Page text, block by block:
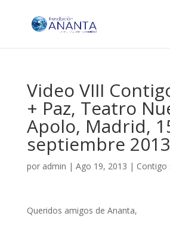
Video VIII
+ Paz, Teatro
Apolo, Madrid,
septiembre 2013
por admin | Ago 19, 2013 | Contigo
Queridos amigos de Ananta,